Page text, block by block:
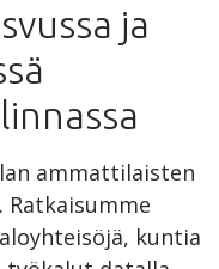
ja
ammattilaisten
kuntia